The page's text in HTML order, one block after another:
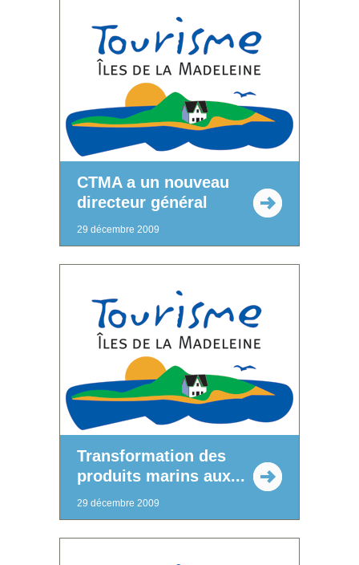
CTMA a un nouveau
directeur général
29 décembre 2009
Transformation des
produits marins aux...
29 décembre 2009